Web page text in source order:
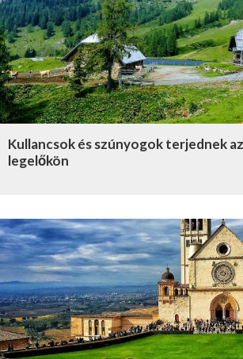
Kullancsok és szúnyogok terjednek
legelőkön